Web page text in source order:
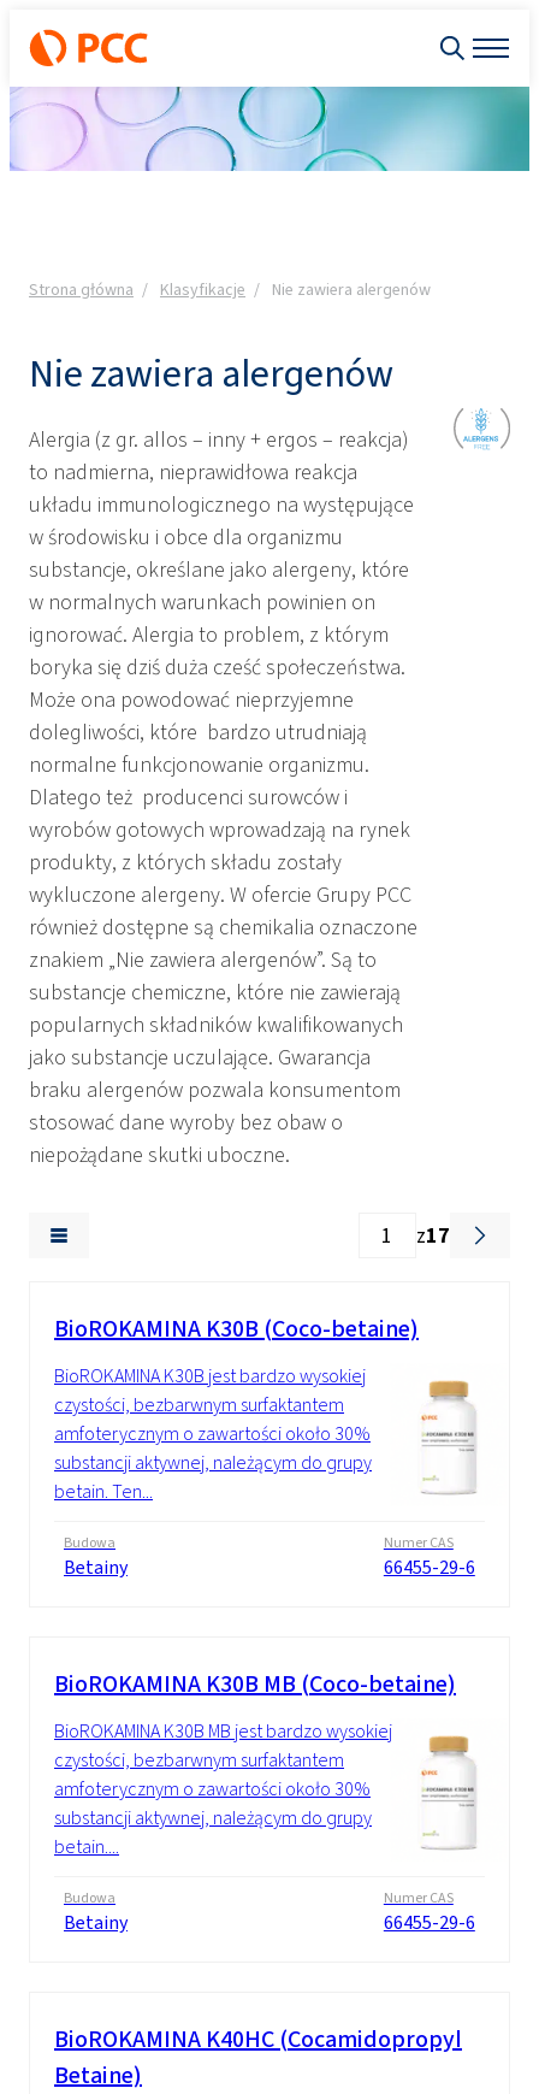
Strona główna Klasyfikacje Nie zawiera alergenów
Nie zawiera alergenów
Alergia (z gr. allos – inny + ergos – reakcja)
to nadmierna, nieprawidłowa reakcja
układu immunologicznego na występujące
w środowisku i obce dla organizmu
substancje, określane jako alergeny, które
w normalnych warunkach powinien on
ignorować. Alergia to problem, z którym
boryka się dziś duża cześć społeczeństwa.
Może ona powodować nieprzyjemne
dolegliwości, które bardzo utrudniają
normalne funkcjonowanie organizmu.
Dlatego też producenci surowców i
wyrobów gotowych wprowadzają na rynek
produkty, z których składu zostały
wykluczone alergeny. W ofercie Grupy PCC
również dostępne są chemikalia oznaczone
znakiem „Nie zawiera alergenów”. Są to
substancje chemiczne, które nie zawierają
popularnych składników kwalifikowanych
jako substancje uczulające. Gwarancja
braku alergenów pozwala konsumentom
stosować dane wyroby bez obaw o
niepożądane skutki uboczne.
z17
BioROKAMINA K30B (Coco-betaine)
BioROKAMINA K30B jest bardzo wysokiej
czystości, bezbarwnym surfaktantem
amfoterycznym o zawartości około 30%
substancji aktywnej, należącym do grupy
betain. Ten...
Budowa
Betainy
Numer CAS
66455-29-6
BioROKAMINA K30B MB (Coco-betaine)
BioROKAMINA K30B MB jest bardzo wysokiej
czystości, bezbarwnym surfaktantem
amfoterycznym o zawartości około 30%
substancji aktywnej, należącym do grupy
betain....
Budowa
Betainy
Numer CAS
66455-29-6
BioROKAMINA K40HC (Cocamidopropyl
Betaine)